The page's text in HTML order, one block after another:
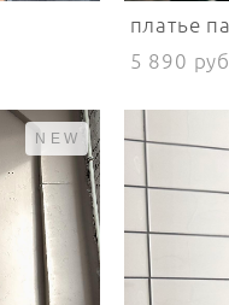
платье
5 890
NEW